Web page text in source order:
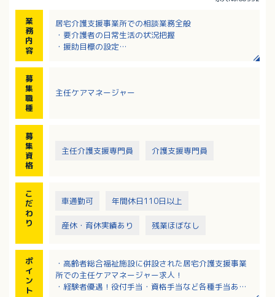
業
務
内
容
居宅介護支援事業所での相談業務全般
・要介護者の日常生活の状況把握
・援助目標の設定
募
集
職
種
主任ケアマネージャー
募
集
資
格
主任介護支援専門員 介護支援専門員
こ
だ
わ
り
車通勤可 年間休日110日以上
産休・育休実績あり 残業ほぼなし
ポ
イ
ン
ト
・高齢者総合福祉施設に併設された居宅介護支援事業
所での主任ケアマネージャー求人！
・経験者優遇！役付手当・資格手当など各種手当あ